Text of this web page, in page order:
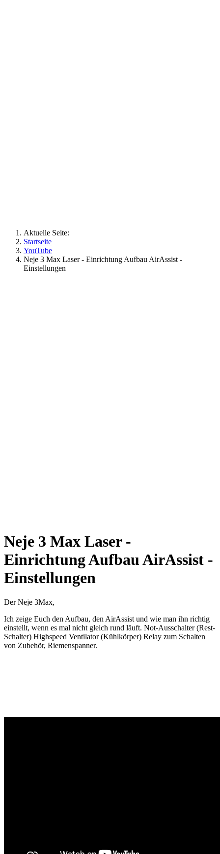
Aktuelle Seite:
Startseite
YouTube
Neje 3 Max Laser - Einrichtung Aufbau AirAssist -
Einstellungen
Neje 3 Max Laser -
Einrichtung Aufbau AirAssist -
Einstellungen
Der Neje 3Max,
Ich zeige Euch den Aufbau, den AirAssist und wie man ihn richtig
einstellt, wenn es mal nicht gleich rund läuft. Not-Ausschalter (Rest-
Schalter) Highspeed Ventilator (Kühlkörper) Relay zum Schalten
von Zubehör, Riemenspanner.